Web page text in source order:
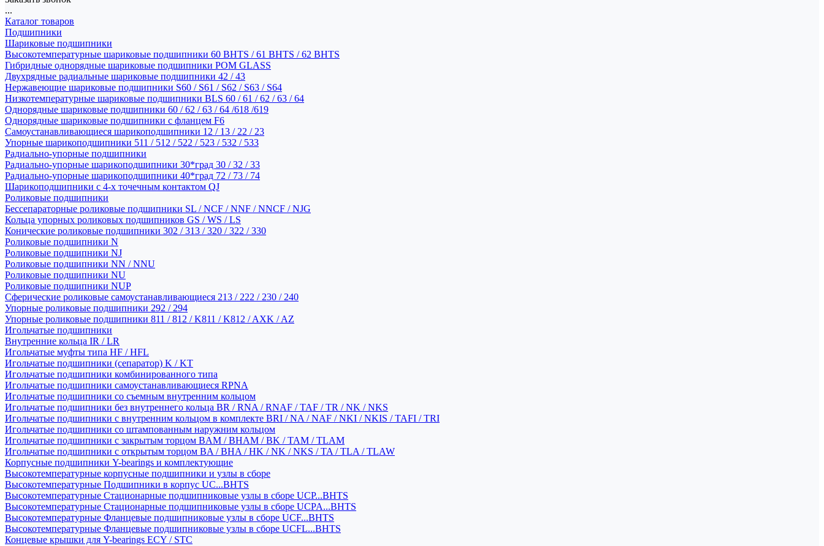
...
Каталог товаров
Подшипники
Шариковые подшипники
Высокотемпературные шариковые подшипники 60 BHTS / 61 BHTS / 62 BHTS
Гибридные однорядные шариковые подшипники POM GLASS
Двухрядные радиальные шариковые подшипники 42 / 43
Нержавеющие шариковые подшипники S60 / S61 / S62 / S63 / S64
Низкотемпературные шариковые подшипники BLS 60 / 61 / 62 / 63 / 64
Однорядные шариковые подшипники 60 / 62 / 63 / 64 /618 /619
Однорядные шариковые подшипники с фланцем F6
Самоустанавливающиеся шарикоподшипники 12 / 13 / 22 / 23
Упорные шарикоподшипники 511 / 512 / 522 / 523 / 532 / 533
Радиально-упорные подшипники
Радиально-упорные шарикоподшипники 30*град 30 / 32 / 33
Радиально-упорные шарикоподшипники 40*град 72 / 73 / 74
Шарикоподшипники с 4-х точечным контактом QJ
Роликовые подшипники
Бессепараторные роликовые подшипники SL / NCF / NNF / NNCF / NJG
Кольца упорных роликовых подшипников GS / WS / LS
Конические роликовые подшипники 302 / 313 / 320 / 322 / 330
Роликовые подшипники N
Роликовые подшипники NJ
Роликовые подшипники NN / NNU
Роликовые подшипники NU
Роликовые подшипники NUP
Сферические роликовые самоустанавливающиеся 213 / 222 / 230 / 240
Упорные роликовые подшипники 292 / 294
Упорные роликовые подшипники 811 / 812 / K811 / K812 / AXK / AZ
Игольчатые подшипники
Внутренние кольца IR / LR
Игольчатые муфты типа HF / HFL
Игольчатые подшипники (сепаратор) K / KT
Игольчатые подшипники комбинированного типа
Игольчатые подшипники самоустанавливающиеся RPNA
Игольчатые подшипники со съемным внутренним кольцом
Игольчатые подшипники без внутреннего кольца BR / RNA / RNAF / TAF / TR / NK / NKS
Игольчатые подшипники с внутренним кольцом в комплекте BRI / NA / NAF / NKI / NKIS / TAFI / TRI
Игольчатые подшипники со штампованным наружним кольцом
Игольчатые подшипники с закрытым торцом BAM / BHAM / BK / TAM / TLAM
Игольчатые подшипники с открытым торцом BA / BHA / HK / NK / NKS / TA / TLA / TLAW
Корпусные подшипники Y-bearings и комплектующие
Высокотемпературные корпусные подшипники и узлы в сборе
Высокотемпературные Подшипники в корпус UC...BHTS
Высокотемпературные Стационарные подшипниковые узлы в сборе UCP...BHTS
Высокотемпературные Стационарные подшипниковые узлы в сборе UCPA...BHTS
Высокотемпературные Фланцевые подшипниковые узлы в сборе UCF...BHTS
Высокотемпературные Фланцевые подшипниковые узлы в сборе UCFL...BHTS
Концевые крышки для Y-bearings ECY / STC